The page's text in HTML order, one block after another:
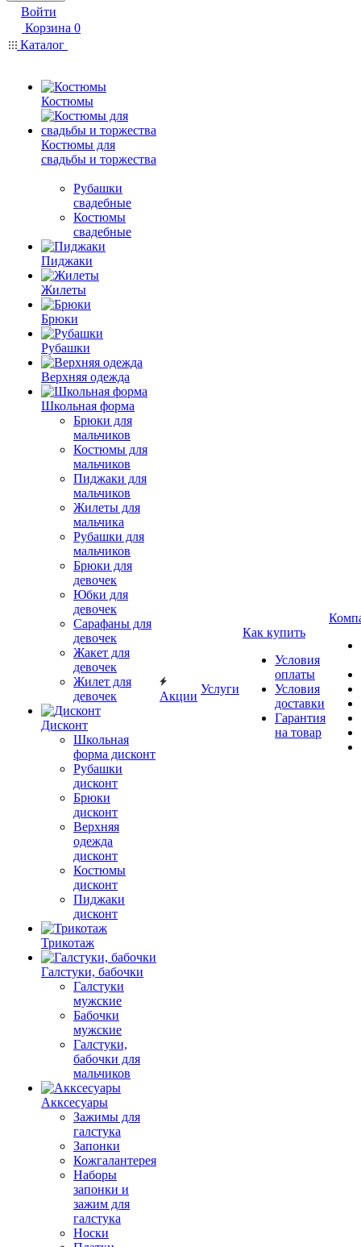
Войти
Корзина 0
Каталог
Костюмы
Костюмы для
свадьбы и торжества
Рубашки
свадебные
Костюмы
свадебные
Пиджаки
Жилеты
Брюки
Рубашки
Верхняя одежда
Школьная форма
Брюки для
мальчиков
Костюмы для
мальчиков
Пиджаки для
мальчиков
Жилеты для
мальчика
Рубашки для
мальчиков
Брюки для
девочек
Юбки для
девочек
Сарафаны для
девочек
Жакет для
девочек
Жилет для
девочек
Дисконт
Школьная
форма дисконт
Рубашки
дисконт
Брюки
дисконт
Верхняя
одежда
дисконт
Костюмы
дисконт
Пиджаки
дисконт
Трикотаж
Галстуки, бабочки
Галстуки
мужские
Бабочки
мужские
Галстуки,
бабочки для
мальчиков
Акксесуары
Зажимы для
галстука
Запонки
Кожгалантерея
Наборы
запонки и
зажим для
галстука
Носки
Акции
Услуги
Как купить
Условия
оплаты
Условия
доставки
Гарантия
на товар